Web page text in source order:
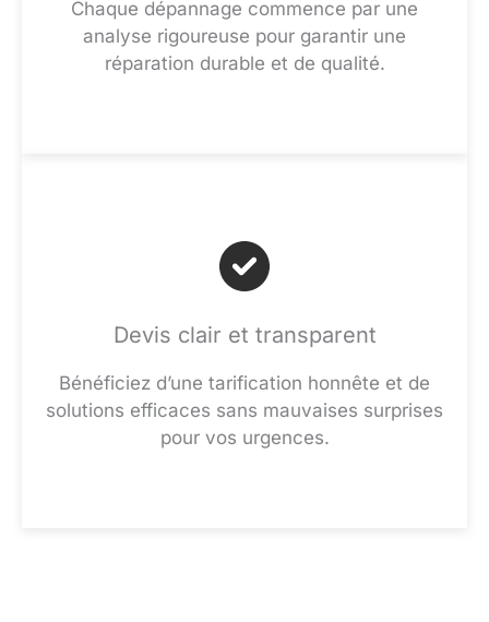
Chaque dépannage commence par une
analyse rigoureuse pour garantir une
réparation durable et de qualité.
Devis clair et transparent
Bénéficiez d’une tarification honnête et de
solutions efficaces sans mauvaises surprises
pour vos urgences.